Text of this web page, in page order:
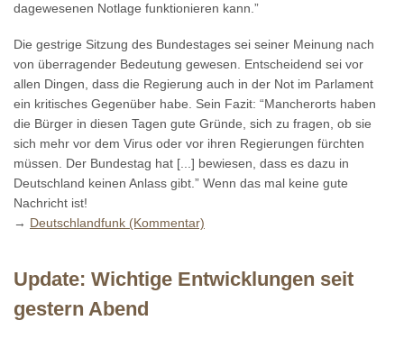
dagewesenen Notlage funktionieren kann.”
Die gestrige Sitzung des Bundestages sei seiner Meinung nach
von überragender Bedeutung gewesen. Entscheidend sei vor
allen Dingen, dass die Regierung auch in der Not im Parlament
ein kritisches Gegenüber habe. Sein Fazit: “Mancherorts haben
die Bürger in diesen Tagen gute Gründe, sich zu fragen, ob sie
sich mehr vor dem Virus oder vor ihren Regierungen fürchten
müssen. Der Bundestag hat [...] bewiesen, dass es dazu in
Deutschland keinen Anlass gibt.” Wenn das mal keine gute
Nachricht ist!
→ Deutschlandfunk (Kommentar)
Update: Wichtige Entwicklungen seit
gestern Abend